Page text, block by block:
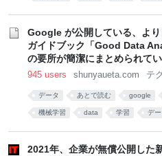
Google が公開している、よ
ガイドブック「Good Data
の要所が簡潔にまとめられて
945 users shunyaueta.com テ
データ あとで読む google
機械学習 data 学習 デ
2021年、企業が無償公開した